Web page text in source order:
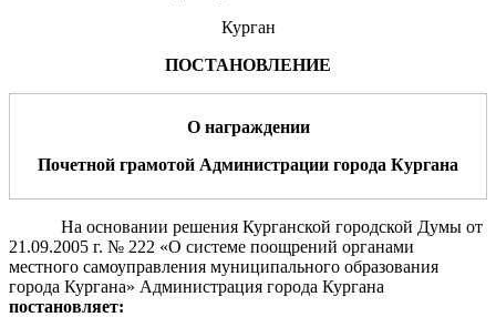
Курган
ПОСТАНОВЛЕНИЕ
О награждении
Почетной грамотой Администрации города Кургана
На основании решения Курганской городской Думы от
21.09.2005 г. № 222 «О системе поощрений органами
местного самоуправления муниципального образования
города Кургана» Администрация города Кургана
постановляет: